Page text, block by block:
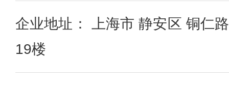
企业地址： 上海市 静安区 铜仁
19楼